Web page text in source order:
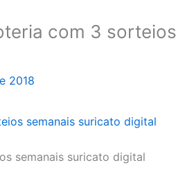
com 3 sorteios
2018
semanais suricato digital